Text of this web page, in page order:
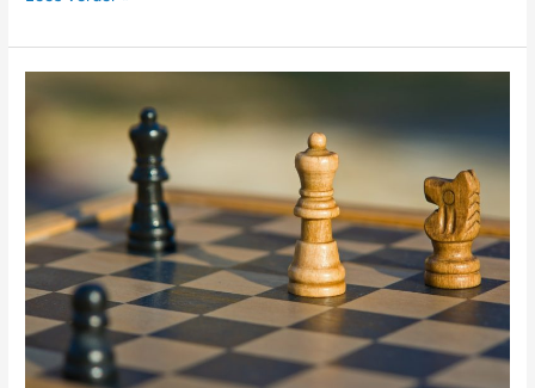
uitslagen
maart